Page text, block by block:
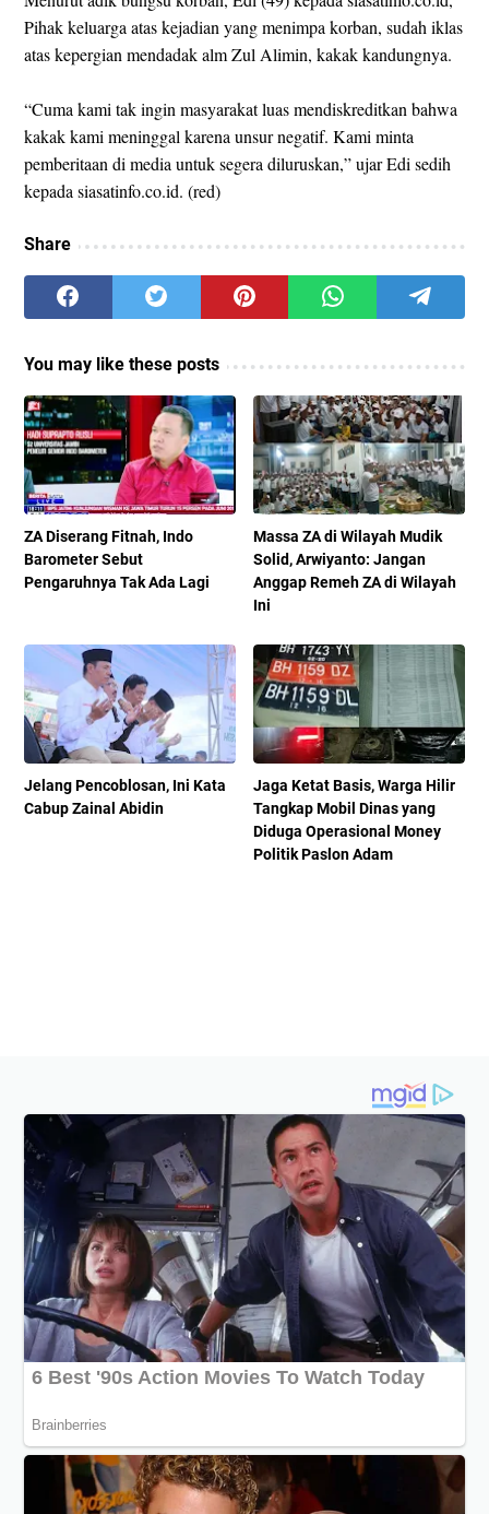
Pihak keluarga atas kejadian yang menimpa korban, sudah iklas
atas kepergian mendadak alm Zul Alimin, kakak kandungnya.
“Cuma kami tak ingin masyarakat luas mendiskreditkan bahwa
kakak kami meninggal karena unsur negatif. Kami minta
pemberitaan di media untuk segera diluruskan,” ujar Edi sedih
kepada siasatinfo.co.id. (red)
Share
You may like these posts
ZA Diserang Fitnah, Indo
Barometer Sebut
Pengaruhnya Tak Ada Lagi
Massa ZA di Wilayah Mudik
Solid, Arwiyanto: Jangan
Anggap Remeh ZA di Wilayah
Ini
Jelang Pencoblosan, Ini Kata
Cabup Zainal Abidin
Jaga Ketat Basis, Warga Hilir
Tangkap Mobil Dinas yang
Diduga Operasional Money
Politik Paslon Adam